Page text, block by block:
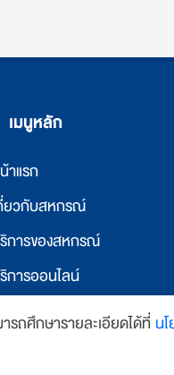
เมนูหลัก
าแรก
วกับสหกรณ์
การของสหกรณ์
การออนไลน์
ข่าวสารและกิจกรรม
ถศึกษารายละเอียดได้ที่ น